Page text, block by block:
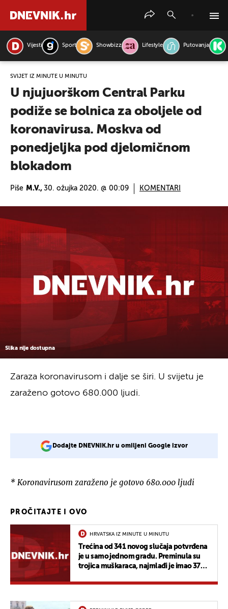
Vijesti Sport Showbizz Lifestyle Putovanja
SVIJET IZ MINUTE U MINUTU
U njujuorškom Central Parku
podiže se bolnica za oboljele od
koronavirusa. Moskva od
ponedjeljka pod djelomičnom
blokadom
Piše M.V., 30. ožujka 2020. @ 00:09 KOMENTARI
Slika nije dostupna
Zaraza koronavirusom i dalje se širi. U svijetu je
zaraženo gotovo 680.000 ljudi.
Dodajte DNEVNIK.hr u omiljeni Google izvor
* Koronavirusom zaraženo je gotovo 680.000 ljudi
PROČITAJTE I OVO
HRVATSKA IZ MINUTE U MINUTU
Trećina od 341 novog slučaja potvrđena
je u samo jednom gradu. Preminula su
trojica muškaraca, najmlađi je imao 37
PRETRAŽITE VIJESTI